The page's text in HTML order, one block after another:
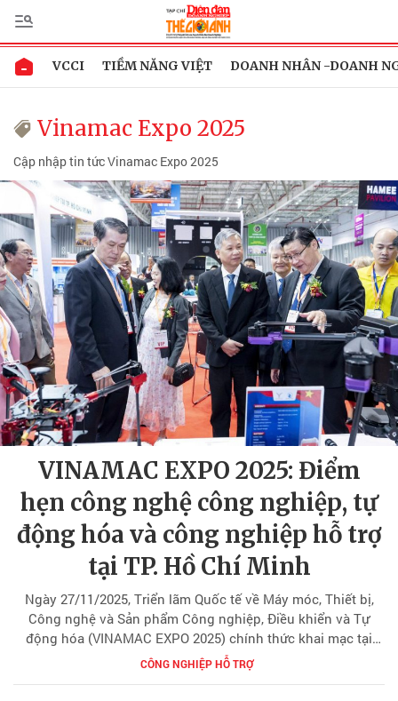
VCCI TIỀM NĂNG VIỆT DOANH NHÂN -DOANH
Vinamac Expo 2025
Cập nhập tin tức Vinamac Expo 2025
VINAMAC EXPO 2025: Điểm
hẹn công nghệ công nghiệp, tự
động hóa và công nghiệp hỗ trợ
tại TP. Hồ Chí Minh
Ngày 27/11/2025, Triển lãm Quốc tế về Máy móc, Thiết bị,
Công nghệ và Sản phẩm Công nghiệp, Điều khiển và Tự
động hóa (VINAMAC EXPO 2025) chính thức khai mạc tại
Trung tâm Hội chợ và Triển lãm Sài Gòn (SECC), TP. Hồ Chí
Minh.
CÔNG NGHIỆP HỖ TRỢ